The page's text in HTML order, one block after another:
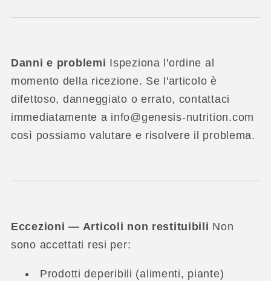
Danni e problemi Ispeziona l'ordine al
momento della ricezione. Se l'articolo è
difettoso, danneggiato o errato, contattaci
immediatamente a info@genesis-nutrition.com
così possiamo valutare e risolvere il problema.
Eccezioni — Articoli non restituibili Non
sono accettati resi per:
Prodotti deperibili (alimenti, piante)